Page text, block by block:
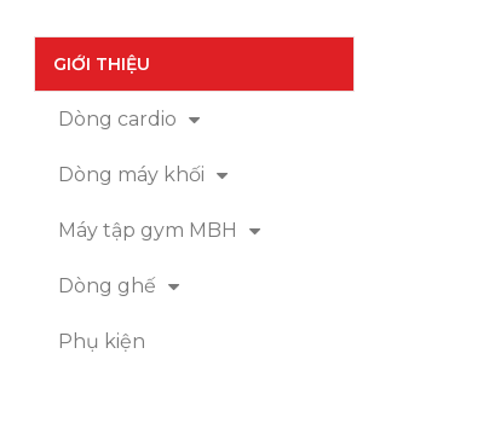
GIỚI THIỆU
Dòng cardio
Dòng máy khối
Máy tập gym MBH
Dòng ghế
Phụ kiện